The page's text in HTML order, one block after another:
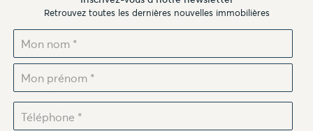
Retrouvez toutes les dernières nouvelles immobilières